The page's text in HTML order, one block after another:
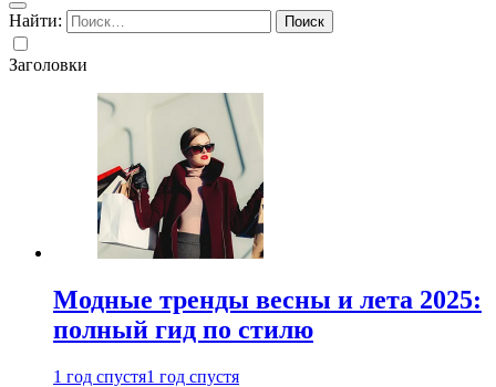
Найти:
Заголовки
Модные тренды весны и лета 2025:
полный гид по стилю
1 год спустя1 год спустя